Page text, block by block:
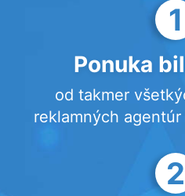
1
Ponuka
od takmer
reklamných
2